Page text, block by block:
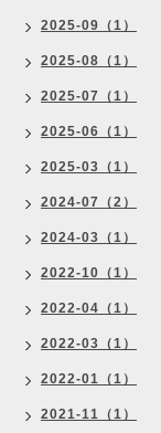
2025-09（1）
2025-08（1）
2025-07（1）
2025-06（1）
2025-03（1）
2024-07（2）
2024-03（1）
2022-10（1）
2022-04（1）
2022-03（1）
2022-01（1）
2021-11（1）